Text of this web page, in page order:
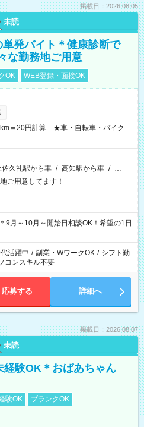
掲載日：2026.08.05
未読
単発バイト＊健康診断で
な勤務地ご用意
OK WEB登録・面接OK
＝20円計算 ★車・自転車・バイク
佐久礼駅から車 / 高知駅から車 / …
ご用意してます！
9月～10月～開始日相談OK！希望の1日
活躍中 / 副業・WワークOK / シフト勤
コンスキル不要
応募する 詳細へ
掲載日：2026.08.07
未読
験OK＊おばあちゃん
験OK
ブランクOK